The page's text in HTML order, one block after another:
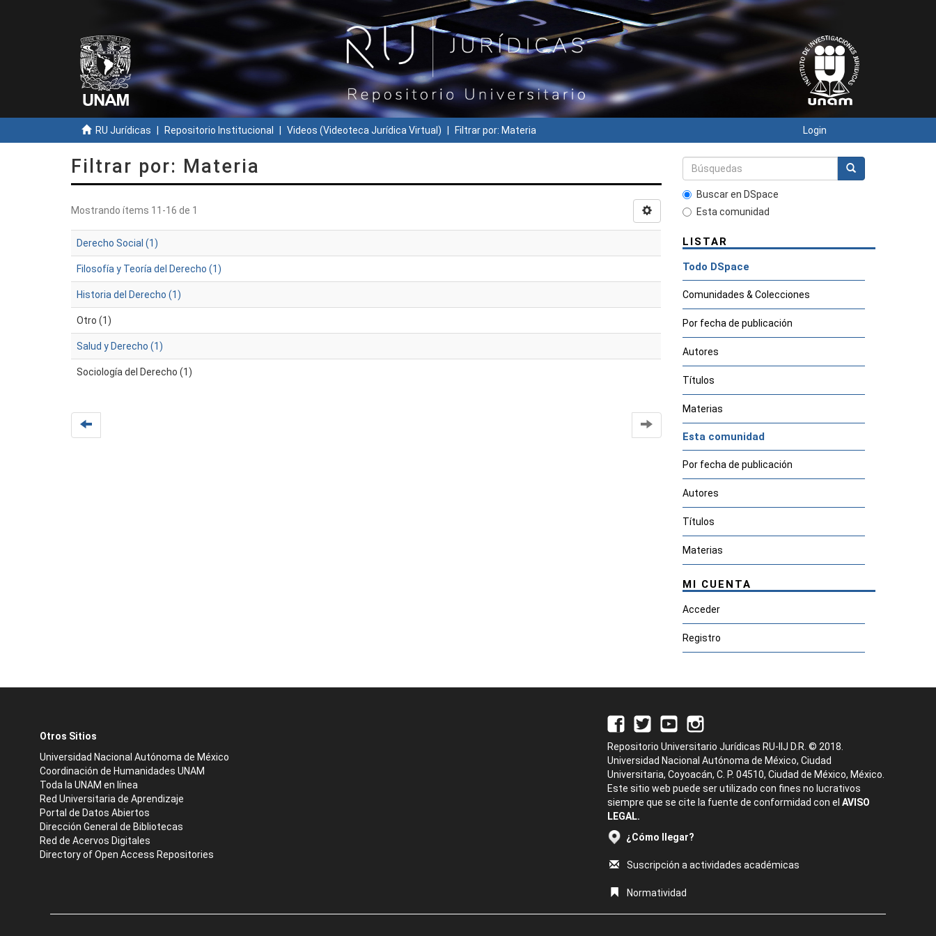
RU Jurídicas Repositorio Institucional Videos (Videoteca Jurídica Virtual) Filtrar por: Materia Login
Filtrar por: Materia
Mostrando ítems 11-16 de 1
Derecho Social (1)
Filosofía y Teoría del Derecho (1)
Historia del Derecho (1)
Otro (1)
Salud y Derecho (1)
Sociología del Derecho (1)
Buscar en DSpace
Esta comunidad
LISTAR
Todo DSpace
Comunidades & Colecciones
Por fecha de publicación
Autores
Títulos
Materias
Esta comunidad
Por fecha de publicación
Autores
Títulos
Materias
MI CUENTA
Acceder
Registro
Otros Sitios
Universidad Nacional Autónoma de México
Coordinación de Humanidades UNAM
Toda la UNAM en línea
Red Universitaria de Aprendizaje
Portal de Datos Abiertos
Dirección General de Bibliotecas
Red de Acervos Digitales
Directory of Open Access Repositories
Repositorio Universitario Jurídicas RU-IIJ D.R. © 2018.
Universidad Nacional Autónoma de México, Ciudad
Universitaria, Coyoacán, C. P. 04510, Ciudad de México, México.
Este sitio web puede ser utilizado con fines no lucrativos
siempre que se cite la fuente de conformidad con el AVISO
LEGAL.
¿Cómo llegar?
Suscripción a actividades académicas
Normatividad